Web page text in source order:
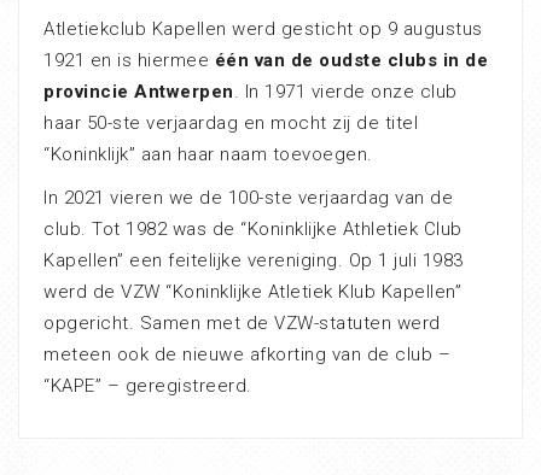
Atletiekclub Kapellen werd gesticht op 9 augustus
1921 en is hiermee één van de oudste clubs in de
provincie Antwerpen. In 1971 vierde onze club
haar 50-ste verjaardag en mocht zij de titel
“Koninklijk” aan haar naam toevoegen.
In 2021 vieren we de 100-ste verjaardag van de
club. Tot 1982 was de “Koninklijke Athletiek Club
Kapellen” een feitelijke vereniging. Op 1 juli 1983
werd de VZW “Koninklijke Atletiek Klub Kapellen”
opgericht. Samen met de VZW-statuten werd
meteen ook de nieuwe afkorting van de club –
“KAPE” – geregistreerd.